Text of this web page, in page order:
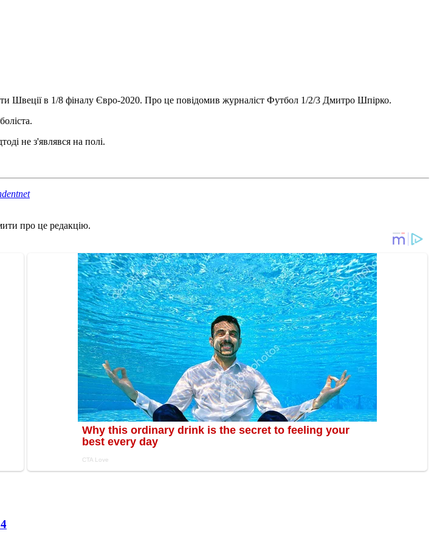
Швеції в 1/8 фіналу Євро-2020. Про це повідомив журналіст Футбол 1/2/3 Дмитро Шпірко.
не з'являвся на полі.
про це редакцію.